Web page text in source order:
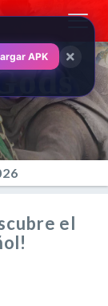
el
APK